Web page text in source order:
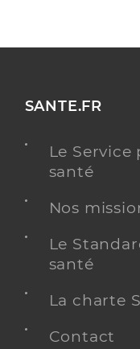
SANTE.FR
Le
santé
Nos
Le
santé
La charte
Contact